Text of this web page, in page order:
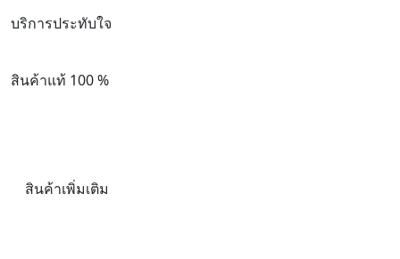
บริการประทับใจ
สินค้าแท้ 100 %
สินค้าเพิ่มเติม